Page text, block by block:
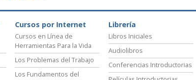
Cursos por Internet
Cursos en Línea de
Herramientas Para la Vida
Los Problemas del Trabajo
Los Fundamentos del
Librería
Libros Iniciales
Audiolibros
Conferencias Introductorias